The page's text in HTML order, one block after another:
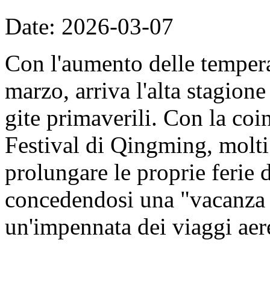
Date: 2026-03-07
Con l'aumento delle
marzo, arriva l'alta
gite primaverili. Con la
Festival di Qingming,
prolungare le proprie ferie
concedendosi una
un'impennata dei viaggi